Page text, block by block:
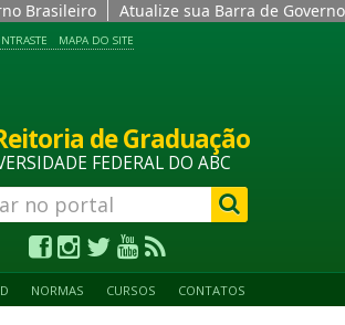
Brasileiro Atualize sua Barra de Governo
MAPA DO SITE
de Graduação
FEDERAL DO ABC
NORMAS CURSOS CONTATOS